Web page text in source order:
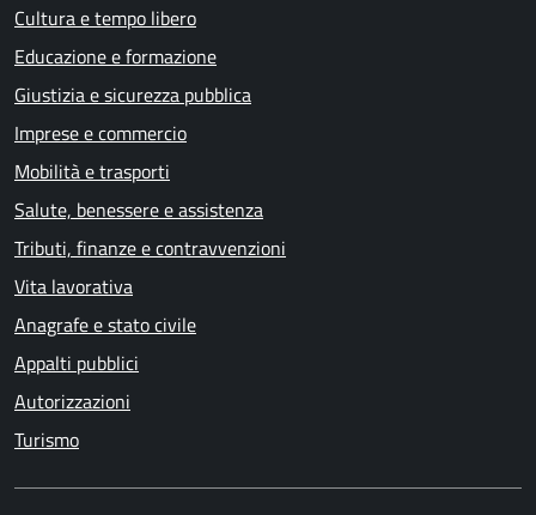
Cultura e tempo libero
Educazione e formazione
Giustizia e sicurezza pubblica
Imprese e commercio
Mobilità e trasporti
Salute, benessere e assistenza
Tributi, finanze e contravvenzioni
Vita lavorativa
Anagrafe e stato civile
Appalti pubblici
Autorizzazioni
Turismo